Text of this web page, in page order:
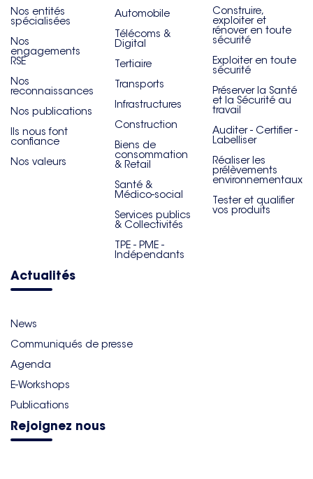
Nos entités
spécialisées
Nos
engagements
RSE
Nos
reconnaissances
Nos publications
Ils nous font
confiance
Nos valeurs
Automobile
Télécoms &
Digital
Tertiaire
Transports
Infrastructures
Construction
Biens de
consommation
& Retail
Santé &
Médico-social
Services publics
& Collectivités
TPE - PME -
Indépendants
Construire,
exploiter et
rénover en toute
sécurité
Exploiter en toute
sécurité
Préserver la Santé
et la Sécurité au
travail
Auditer - Certifier -
Labelliser
Réaliser les
prélèvements
environnementaux
Tester et qualifier
vos produits
Actualités
News
Communiqués de presse
Agenda
E-Workshops
Publications
Rejoignez nous